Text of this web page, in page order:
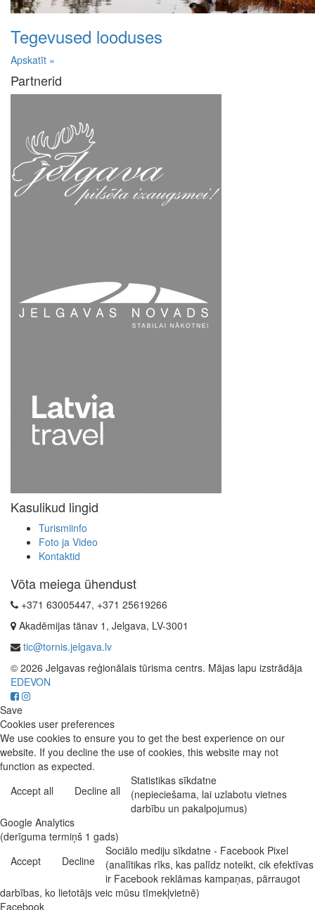
Tegevused looduses
Apskatīt »
Partnerid
Kasulikud lingid
Turismiinfo
Foto ja Video
Kontaktid
Võta meiega ühendust
+371 63005447, +371 25619266
Akadēmijas tänav 1, Jelgava, LV-3001
tic@tornis.jelgava.lv
© 2026 Jelgavas reģionālais tūrisma centrs. Mājas lapu izstrādāja
EDEVON
Save
Cookies user preferences
We use cookies to ensure you to get the best experience on our
website. If you decline the use of cookies, this website may not
function as expected.
Accept all
Decline all
Statistikas sīkdatne
(nepieciešama, lai uzlabotu vietnes
darbību un pakalpojumus)
Google Analytics
(derīguma termiņš 1 gads)
Accept
Decline
Sociālo mediju sīkdatne - Facebook Pixel
(analītikas rīks, kas palīdz noteikt, cik efektīvas
ir Facebook reklāmas kampaņas, pārraugot
darbības, ko lietotājs veic mūsu tīmekļvietnē)
Facebook